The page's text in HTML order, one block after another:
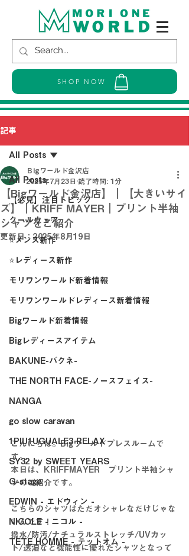
SHOP NOW
記事
All Posts
【必見】注目トピック
クールウェア
⭐メンズ新作
⭐レディース新作
モリワンワールド新着情報
モリワンワールドレディース新着情報
Bigワールド新着情報
Bigレディースアイテム
BAKUNE-バクネ-
THE NORTH FACE-ノースフェイス-
NANGA
go slow caravan
1PIU1UGUALE3 RELAX
SY32 by SWEET YEARS
G-stage
EDWIN - エドウィン -
NICOLE - ニコル -
TETE HOMME - テットオム -
All Posts
【Bigワールド金沢店】｜【大きいサイ
ズ】｜KRIFF MAYER｜プリント半袖
シャツをご紹介
Ｂigワールド金沢店
2025年7月23日 読了時間: 1分
更新日： 2025年8月19日
こんにちは。Bigワールドプレスルームで
す。
本日は、KRIFFMAYER　プリント半袖シャ
ツのご紹介です。
こちらのシャツはただオシャレなだけじゃな
いんです！
撥水/防汚/ナチュラルストレッチ/UVカッ
ト/透湿など機能性に優れたシャツとなって